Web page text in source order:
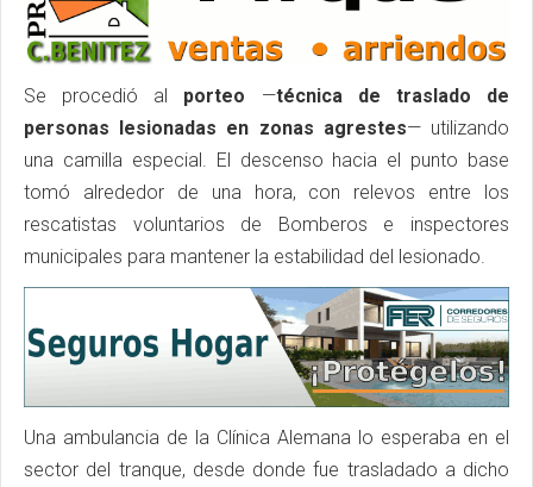
Se procedió al porteo —técnica de traslado de
personas lesionadas en zonas agrestes— utilizando
una camilla especial. El descenso hacia el punto base
tomó alrededor de una hora, con relevos entre los
rescatistas voluntarios de Bomberos e inspectores
municipales para mantener la estabilidad del lesionado.
Una ambulancia de la Clínica Alemana lo esperaba en el
sector del tranque, desde donde fue trasladado a dicho